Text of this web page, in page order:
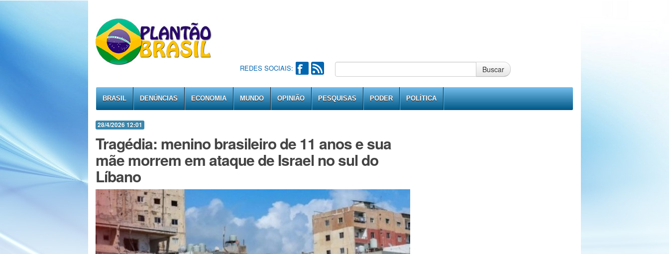
REDES SOCIAIS: Buscar
BRASIL DENÚNCIAS ECONOMIA MUNDO OPINIÃO PESQUISAS PODER POLÍTICA
28/4/2026 12:01
Tragédia: menino brasileiro de 11 anos e sua
mãe morrem em ataque de Israel no sul do
Líbano